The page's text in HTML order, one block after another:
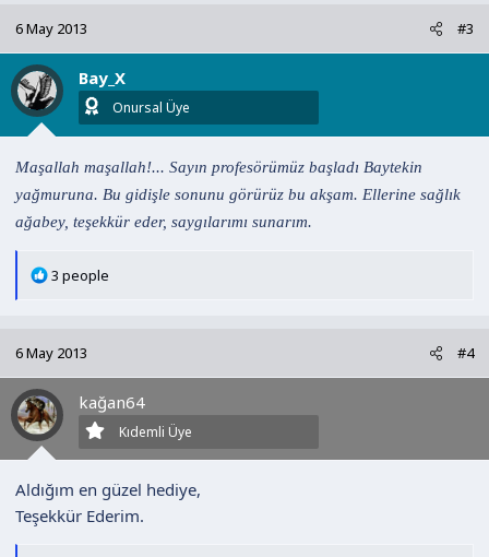
i
l
e
r
6 May 2013 #3
Bay_X
Onursal Üye
Maşallah maşallah!... Sayın profesörümüz başladı Baytekin
yağmuruna. Bu gidişle sonunu görürüz bu akşam. Ellerine sağlık
ağabey, teşekkür eder, saygılarımı sunarım.
T
i
l
e
r
3 people
6 May 2013 #4
kağan64
Kıdemli Üye
Aldığım en güzel hediye,
Teşekkür Ederim.